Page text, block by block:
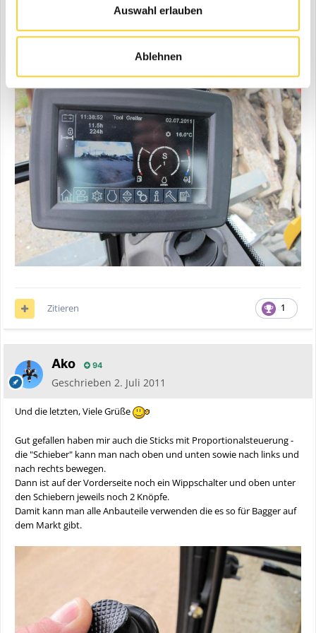
Auswahl erlauben
Ablehnen
Auch die komplette Klimatisierung wird über den Bildschirm
geregelt.
1
Zitieren
Äko 94
Geschrieben 2. Juli 2011
Und die letzten, Viele Grüße
Gut gefallen haben mir auch die Sticks mit Proportionalsteuerung -
die "Schieber" kann man nach oben und unten sowie nach links und
nach rechts bewegen.
Dann ist auf der Vorderseite noch ein Wippschalter und oben unter
den Schiebern jeweils noch 2 Knöpfe.
Damit kann man alle Anbauteile verwenden die es so für Bagger auf
dem Markt gibt.